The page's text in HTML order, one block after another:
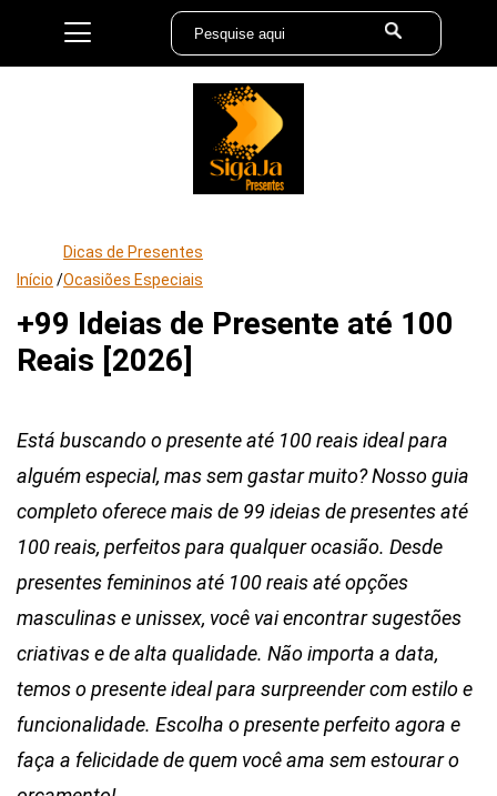
Início /
Dicas de Presentes
Ocasiões Especiais
+99 Ideias de Presente até 100
Reais [2026]
Está buscando o presente até 100 reais ideal para
alguém especial, mas sem gastar muito? Nosso guia
completo oferece mais de 99 ideias de presentes até
100 reais, perfeitos para qualquer ocasião. Desde
presentes femininos até 100 reais até opções
masculinas e unissex, você vai encontrar sugestões
criativas e de alta qualidade. Não importa a data,
temos o presente ideal para surpreender com estilo e
funcionalidade. Escolha o presente perfeito agora e
faça a felicidade de quem você ama sem estourar o